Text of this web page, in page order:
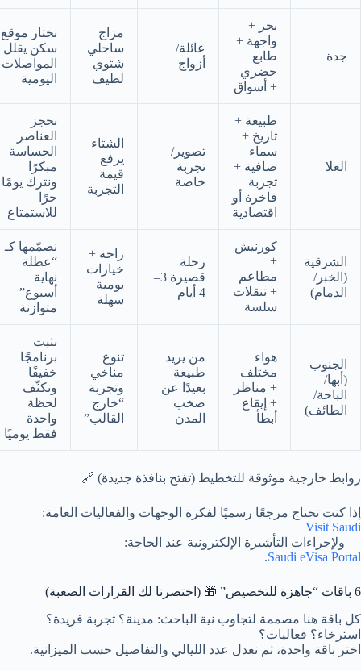
جدة
بحر +
واجهة +
طابع
حضري
+ أسواق
عائلة/
أزواج
مزاج
ساحلي
شتوي
لطيف
نختار موقع
سكن يقلل
المواصلات
اليومية
العلا
طبيعة +
تاريخ +
سماء
صافية +
تجربة
فاخرة أو
اقتصادية
تصوير/
تجربة
خاصة
الشتاء
يرفع
قيمة
التجربة
نحجز
العناصر
الحساسة
مبكرًا
ونترك يومًا
حرًا
للاستمتاع
الشرقية
(الخبر/
الدمام)
كورنيش
+
مطاعم
+ تنقلات
سلسة
رحلة
قصيرة 3–
4 أيام
راحة +
خيارات
يومية
سهلة
نصمّمها كـ
“عطلة
نهاية
أسبوع”
متوازنة
الجنوب
(أبها/
الباحة/
الطائف)
هواء
مختلف
+ مناظر
+ إيقاع
أبطأ
من يريد
طبيعة
بعيدًا عن
صخب
المدن
تنوع
مناخي
وتجربة
“خارج
القالب”
نثبت
برنامجًا
خفيفًا
ونكثّف
لحظة
واحدة
فقط يوميًا
روابط خارجية موثوقة للتخطيط (تفتح بنافذة جديدة) 🔗
إذا كنت تحتاج مرجعًا رسميًا لفكرة الوجهات والفعاليات العامة:
Visit Saudi
— ولإجراءات التأشيرة الإلكترونية عند الحاجة:
Saudi eVisa Portal
.
6 باقات “جاهزة للتخصيص” 🎁 (اختصرنا لك القرارات الصعبة)
كل باقة هنا مصممة لتجاوب نية الباحث: مدينة؟ تجربة فريدة؟
استرخاء؟ فعاليات؟
اختر باقة واحدة، ثم نعدل عدد الليالي والتفاصيل حسب الميزانية.